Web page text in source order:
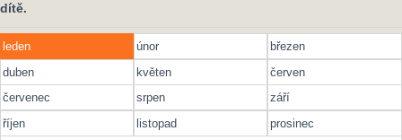
dítě.
leden únor
březen
duben
květen
červen
červenec
srpen
září
říjen
listopad prosinec